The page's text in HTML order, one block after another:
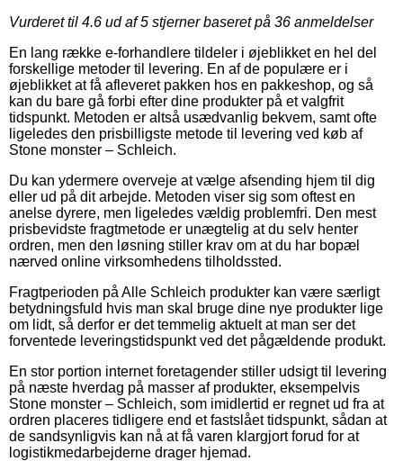
Vurderet til 4.6 ud af 5 stjerner baseret på 36 anmeldelser
En lang række e-forhandlere tildeler i øjeblikket en hel del
forskellige metoder til levering. En af de populære er i
øjeblikket at få afleveret pakken hos en pakkeshop, og så
kan du bare gå forbi efter dine produkter på et valgfrit
tidspunkt. Metoden er altså usædvanlig bekvem, samt ofte
ligeledes den prisbilligste metode til levering ved køb af
Stone monster – Schleich.
Du kan ydermere overveje at vælge afsending hjem til dig
eller ud på dit arbejde. Metoden viser sig som oftest en
anelse dyrere, men ligeledes vældig problemfri. Den mest
prisbevidste fragtmetode er unægtelig at du selv henter
ordren, men den løsning stiller krav om at du har bopæl
nærved online virksomhedens tilholdssted.
Fragtperioden på Alle Schleich produkter kan være særligt
betydningsfuld hvis man skal bruge dine nye produkter lige
om lidt, så derfor er det temmelig aktuelt at man ser det
forventede leveringstidspunkt ved det pågældende produkt.
En stor portion internet foretagender stiller udsigt til levering
på næste hverdag på masser af produkter, eksempelvis
Stone monster – Schleich, som imidlertid er regnet ud fra at
ordren placeres tidligere end et fastslået tidspunkt, sådan at
de sandsynligvis kan nå at få varen klargjort forud for at
logistikmedarbejderne drager hjemad.